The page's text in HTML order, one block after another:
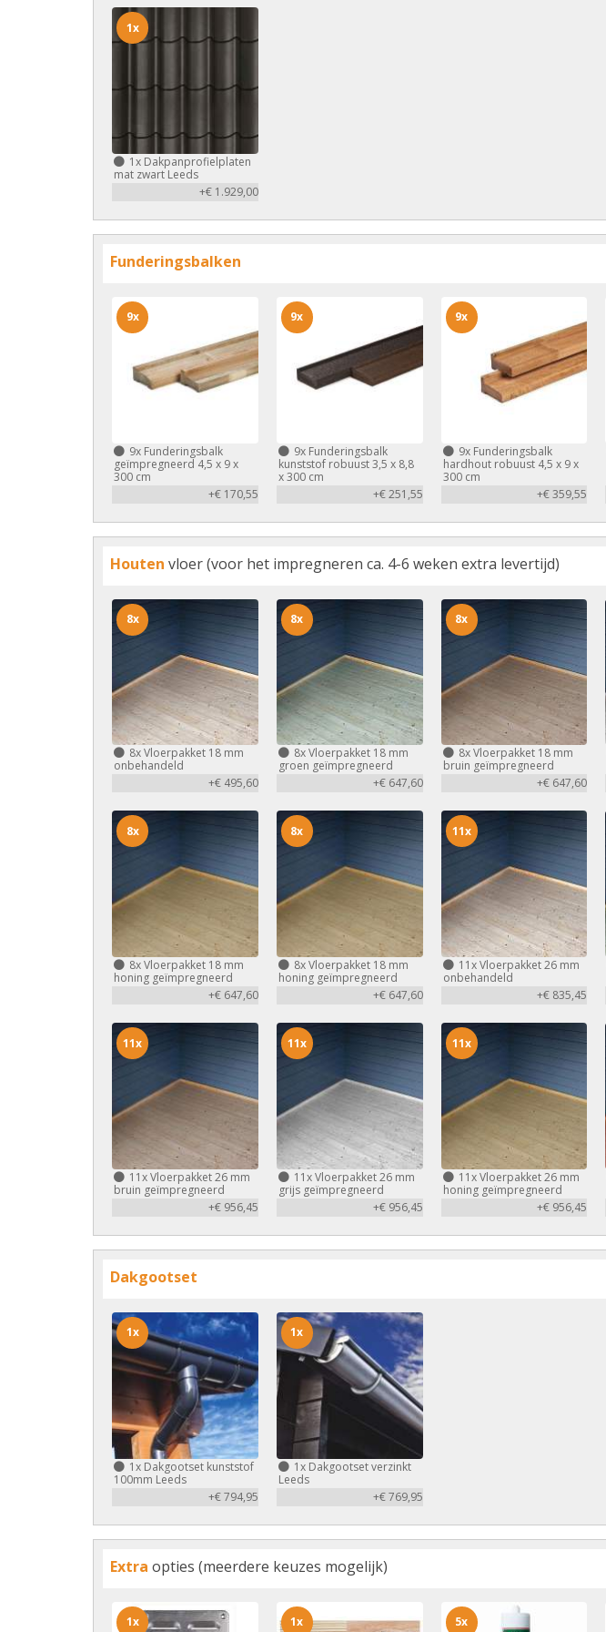
1x Dakpanprofielplaten
mat zwart Leeds
+€ 1.929,00
1x
Funderingsbalken
9x Funderingsbalk
geïmpregneerd 4,5 x 9 x
300 cm
+€ 170,55
9x
9xFunderingsbalk
kunststof robuust 3,5 x 8,8
x 300 cm
+€ 251,55
9x
9xFunderingsbalk
hardhout robuust 4,5 x 9 x
300 cm
+€ 359,55
9x
Houten vloer (voor het impregneren ca. 4-6 weken extra levertijd)
8xVloerpakket 18 mm
onbehandeld
+€ 495,60
8x
8xVloerpakket 18 mm
groen geïmpregneerd
+€ 647,60
8x
8xVloerpakket 18 mm
bruin geïmpregneerd
+€ 647,60
8x
8xVloerpakket 18 mm
honing geïmpregneerd
+€ 647,60
8x
8xVloerpakket 18 mm
honing geïmpregneerd
+€ 647,60
8x
11xVloerpakket 26 mm
onbehandeld
+€ 835,45
11x
11xVloerpakket 26 mm
bruin geïmpregneerd
+€ 956,45
11x
11xVloerpakket 26 mm
grijs geïmpregneerd
+€ 956,45
11x
11xVloerpakket 26 mm
honing geïmpregneerd
+€ 956,45
11x
Dakgootset
1x Dakgootset kunststof
100mm Leeds
+€ 794,95
1x
1xDakgootset verzinkt
Leeds
+€ 769,95
1x
Extra opties (meerdere keuzes mogelijk)
1x 1x 5x